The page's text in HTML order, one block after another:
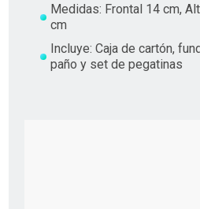
Medidas: Frontal 14 cm,
cm
Incluye: Caja de cartón,
paño y set de pegatinas